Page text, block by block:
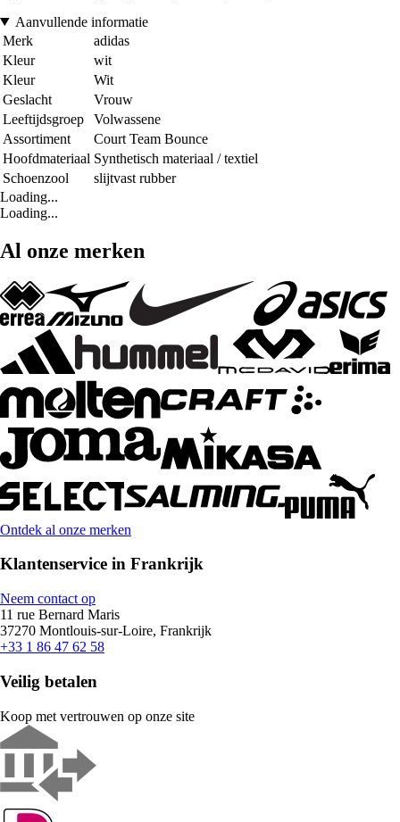
Aanvullende informatie
Merk
adidas
Kleur
wit
Kleur
Wit
Geslacht
Vrouw
Leeftijdsgroep
Volwassene
Assortiment
Court Team Bounce
Hoofdmateriaal Synthetisch materiaal / textiel
Schoenzool
slijtvast rubber
Loading...
Loading...
Al onze merken
Ontdek al onze merken
Klantenservice in Frankrijk
Neem contact op
11 rue Bernard Maris
37270 Montlouis-sur-Loire, Frankrijk
+33 1 86 47 62 58
Veilig betalen
Koop met vertrouwen op onze site